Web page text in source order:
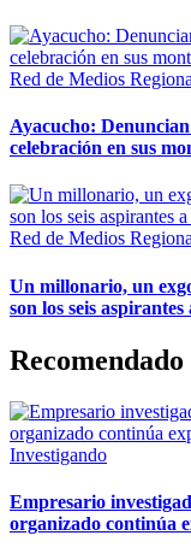
Red de Medios
Ayacucho:
celebración en sus
Red de Medios
Un millonario, un
son los seis
Recomendado
Investigando
Empresario
organizado continúa